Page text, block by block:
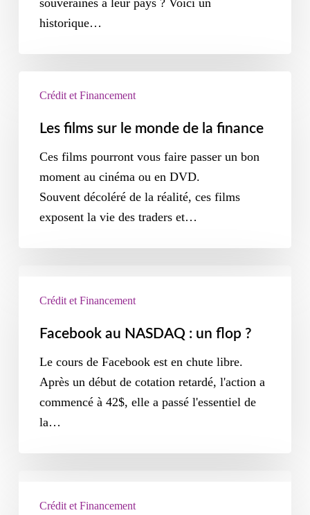
souveraines à leur pays ? Voici un
historique…
Crédit et Financement
Les films sur le monde de la finance
Ces films pourront vous faire passer un bon
moment au cinéma ou en DVD.
Souvent décoléré de la réalité, ces films
exposent la vie des traders et…
Crédit et Financement
Facebook au NASDAQ : un flop ?
Le cours de Facebook est en chute libre.
Après un début de cotation retardé, l'action a
commencé à 42$, elle a passé l'essentiel de
la…
Crédit et Financement